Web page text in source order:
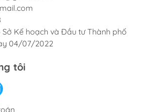
thể: 780 × 450 × 230 mm
740 × 410 mm, góc bo R10
Sở Kế hoạch và Đầu tư Thành phố
04/07/2022
tôi